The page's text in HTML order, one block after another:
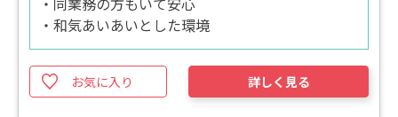
・和気あいあいとした環境
お気に入り 詳しく見る